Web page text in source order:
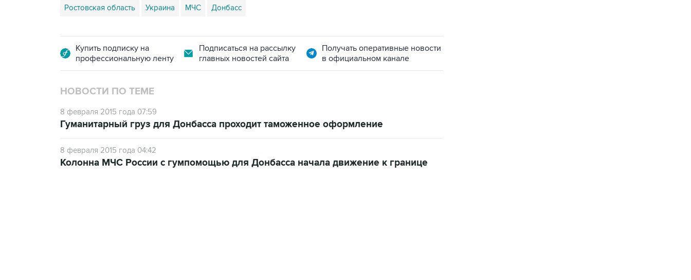
Ростовская область Украина МЧС Донбасс
Купить подписку на
профессиональную ленту
Подписаться на рассылку
главных новостей сайта
Получать оперативные новости
в официальном канале
НОВОСТИ ПО ТЕМЕ
8 февраля 2015 года 07:59
Гуманитарный груз для Донбасса проходит таможенное оформление
8 февраля 2015 года 04:42
Колонна МЧС России с гумпомощью для Донбасса начала движение к границе